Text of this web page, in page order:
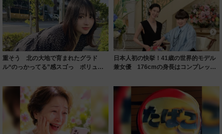
重そう 北の大地で育まれたグラド
ル“のっかってる”感スゴっ ボリュー
日本人初の快挙！41歳の世界的モデル
兼女優 176cmの身長はコンプレック